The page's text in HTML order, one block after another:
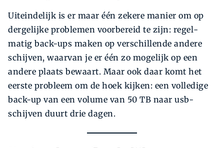
Uiteindelijk is er maar één zekere manier om op
dergelijke problemen voorbereid te zijn: regel­
matig ­back-ups maken op verschillende andere
schijven, waarvan je er één zo mogelijk op een
andere plaats bewaart. Maar ook daar komt het
eerste probleem om de hoek kijken: een volledige
back-up van een volume van 50 TB naar usb-
schijven duurt drie dagen.